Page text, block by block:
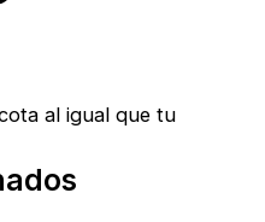
al igual que tu